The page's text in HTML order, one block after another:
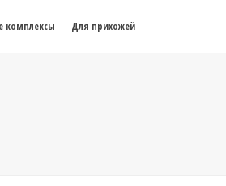
комплексы Для прихожей